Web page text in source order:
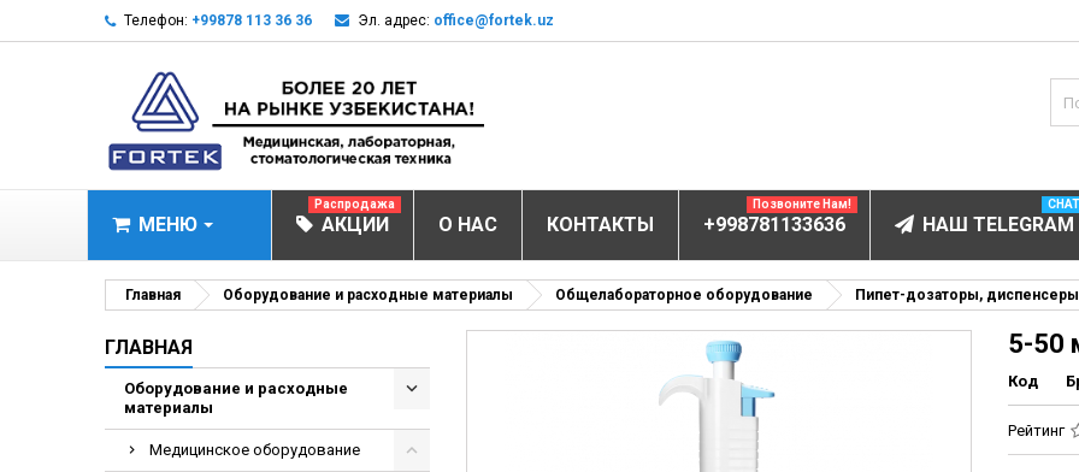
Телефон: +99878 113 36 36 Эл. адрес: office@fortek.uz
МЕНЮ
МЕДИЦИНСКОЕ ОБОРУДОВАНИЕ
Анализатор иммунофлюоресцентный
Анализаторы иммунохемилюминесцентные (ИХЛА)
Анализаторы мочи
АКЦИИ
Распродажа
О НАС КОНТАКТЫ +998781133636
Позвоните Нам!
НАШ TELEGRAM
CHAT
Главная Оборудование и расходные материалы Общелабораторное оборудование Пипет-дозаторы,
ГЛАВНАЯ
Оборудование и расходные
материалы
Медицинское оборудование
5-50
Код
Рейтинг